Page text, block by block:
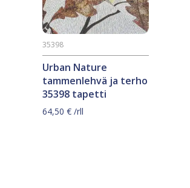
Urban Nature
tammenlehvä ja terho
35398 tapetti
35398
64,50 € /rll